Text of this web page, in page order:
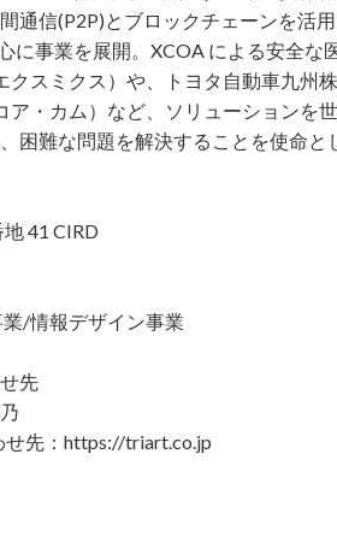
通信(P2P)とブロックチェーンを活
に事業を展開。XCOA による安全
スミクス）や、トヨタ⾃動⾞九州
ア・カム）など、ソリューションを
困難な問題を解決することを使命と
41 CIRD
/情報デザイン事業
先
先： https://triart.co.jp